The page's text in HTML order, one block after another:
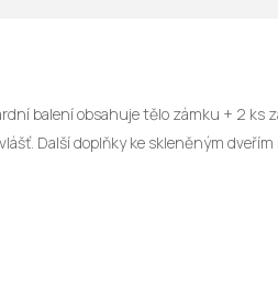
balení obsahuje tělo zámku + 2 ks
Další doplňky ke skleněným